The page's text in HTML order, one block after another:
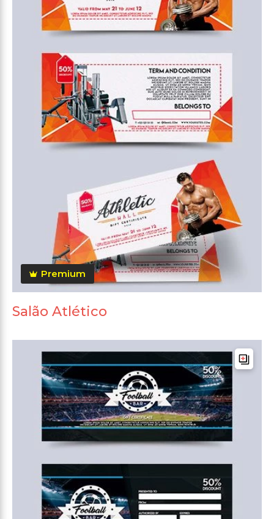
Premium
Salão Atlético